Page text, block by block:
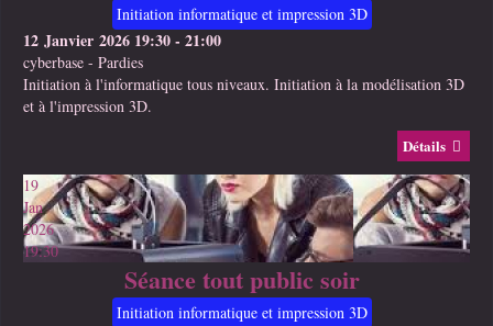
Initiation informatique et impression 3D
12 Janvier 2026 19:30- 21:00
cyberbase - Pardies
Initiation à l'informatique tous niveaux. Initiation à la modélisation 3D
et à l'impression 3D.
Détails
19
Jan
2026
19:30
Séance tout public soir
Initiation informatique et impression 3D